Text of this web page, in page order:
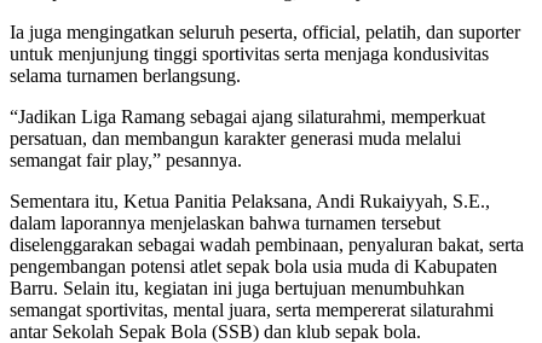
Ia juga mengingatkan seluruh peserta, official, pelatih, dan suporter
untuk menjunjung tinggi sportivitas serta menjaga kondusivitas
selama turnamen berlangsung.
“Jadikan Liga Ramang sebagai ajang silaturahmi, memperkuat
persatuan, dan membangun karakter generasi muda melalui
semangat fair play,” pesannya.
Sementara itu, Ketua Panitia Pelaksana, Andi Rukaiyyah, S.E.,
dalam laporannya menjelaskan bahwa turnamen tersebut
diselenggarakan sebagai wadah pembinaan, penyaluran bakat, serta
pengembangan potensi atlet sepak bola usia muda di Kabupaten
Barru. Selain itu, kegiatan ini juga bertujuan menumbuhkan
semangat sportivitas, mental juara, serta mempererat silaturahmi
antar Sekolah Sepak Bola (SSB) dan klub sepak bola.